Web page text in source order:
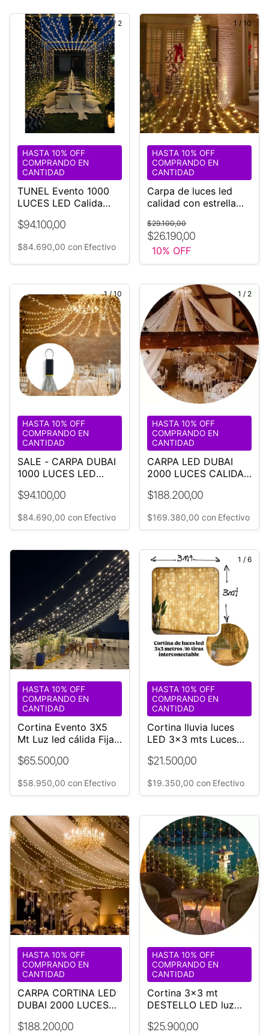
1/ 2
TUNEL Evento 1000
LUCES LED Calida
$94.100,00
HASTA 10% OFF
COMPRANDO EN
CANTIDAD
$84.690,00 con Efectivo
1 / 10
Carpa de luces led
calidad con estrella
$26.190,00
$29.100,00
10% OFF
HASTA 10% OFF
COMPRANDO EN
CANTIDAD
1/10
SALE - CARPA DUBAI
1000 LUCES LED
$94.100,00
HASTA 10% OFF
COMPRANDO EN
CANTIDAD
$84.690,00 con Efectivo
1 / 2
CARPA LED DUBAI
2000 LUCES CALIDAS
$188.200,00
HASTA 10% OFF
COMPRANDO EN
CANTIDAD
$169.380,00 con Efectivo
Cortina Evento 3X5
Mt Luz led cálida Fija
$65.500,00
HASTA 10% OFF
COMPRANDO EN
CANTIDAD
$58.950,00 con Efectivo
1 / 6
Cortina lluvia luces
LED 3x3 mts Luces
$21.500,00
HASTA 10% OFF
COMPRANDO EN
CANTIDAD
$19.350,00 con Efectivo
1 /2
CARPA CORTINA LED
DUBAI 2000 LUCES
$188.200,00
HASTA 10% OFF
COMPRANDO EN
CANTIDAD
Cortina 3x3 mt
DESTELLO LED luz
12TIR
$25.900,00
HASTA 10% OFF
COMPRANDO EN
CANTIDAD